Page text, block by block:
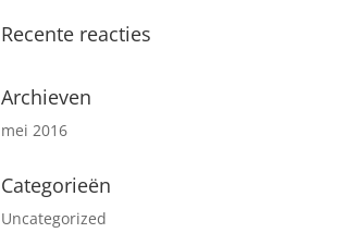
Recente reacties
Archieven
mei 2016
Categorieën
Uncategorized